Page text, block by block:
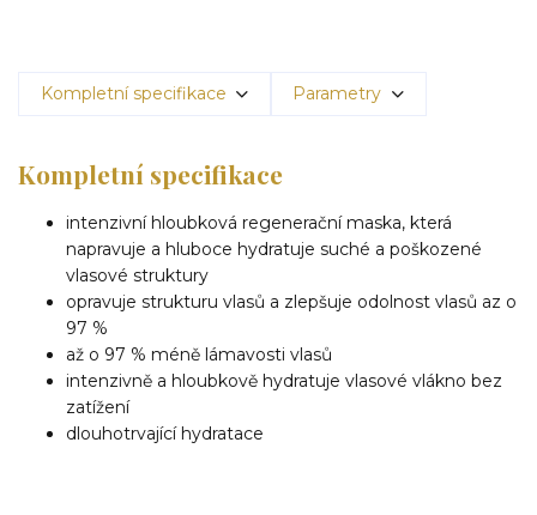
Kompletní specifikace Parametry
Kompletní specifikace
intenzivní hloubková regenerační maska, která
napravuje a hluboce hydratuje suché a poškozené
vlasové struktury
opravuje strukturu vlasů a zlepšuje odolnost vlasů az o
97 %
až o 97 % méně lámavosti vlasů
intenzivně a hloubkově hydratuje vlasové vlákno bez
zatížení
dlouhotrvající hydratace